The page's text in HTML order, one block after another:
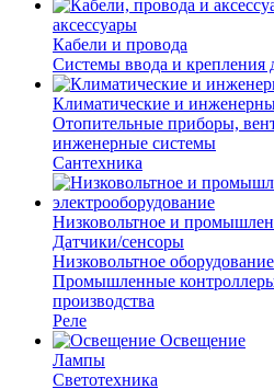
аксессуары
Кабели и провода
Системы ввода и крепления
Климатические и
Отопительные приборы,
инженерные системы
Сантехника
Низковольтное и
Датчики/сенсоры
Низковольтное оборудование
Промышленные
производства
Реле
Освещение
Лампы
Светотехника